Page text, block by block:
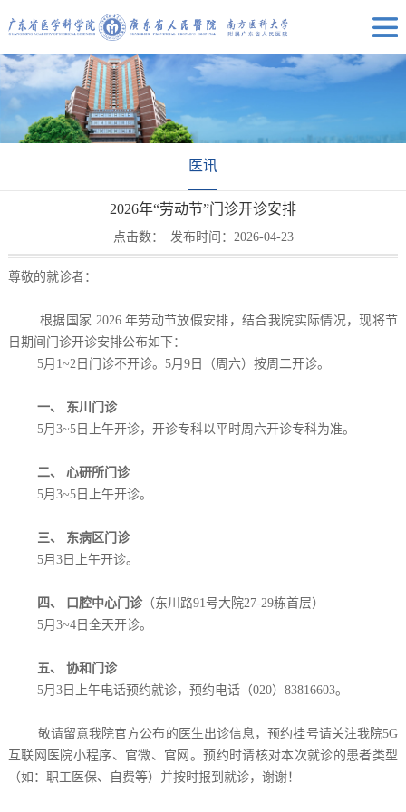
医讯
2026年“劳动节”门诊开诊安排
点击数： 发布时间：2026-04-23
尊敬的就诊者：
根据国家 2026 年劳动节放假安排，结合我院实际情况，现将节
日期间门诊开诊安排公布如下：
5月1~2日门诊不开诊。5月9日（周六）按周二开诊。
一、 东川门诊
5月3~5日上午开诊，开诊专科以平时周六开诊专科为准。
二、 心研所门诊
5月3~5日上午开诊。
三、 东病区门诊
5月3日上午开诊。
四、 口腔中心门诊（东川路91号大院27-29栋首层）
5月3~4日全天开诊。
五、 协和门诊
5月3日上午电话预约就诊，预约电话（020）83816603。
敬请留意我院官方公布的医生出诊信息，预约挂号请关注我院5G
互联网医院小程序、官微、官网。预约时请核对本次就诊的患者类型
（如：职工医保、自费等）并按时报到就诊，谢谢！